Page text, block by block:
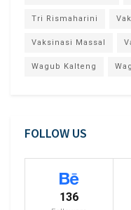
Tri Rismaharini
Vaksinasi Massal
Wagub Kalteng
FOLLOW US
136